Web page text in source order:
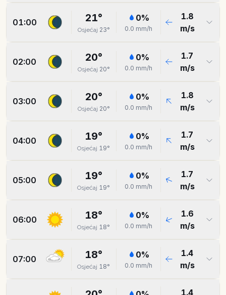
01:00 21°
Osjećaj 23°
0%
0.0 mm/h
1.8
m/s
02:00 20°
Osjećaj 20°
0%
0.0 mm/h
1.7
m/s
03:00 20°
Osjećaj 20°
0%
0.0 mm/h
1.8
m/s
04:00 19°
Osjećaj 19°
0%
0.0 mm/h
1.7
m/s
05:00 19°
Osjećaj 19°
0%
0.0 mm/h
1.7
m/s
06:00 18°
Osjećaj 18°
0%
0.0 mm/h
1.6
m/s
07:00 18°
Osjećaj 18°
0%
0.0 mm/h
1.4
m/s
1.4